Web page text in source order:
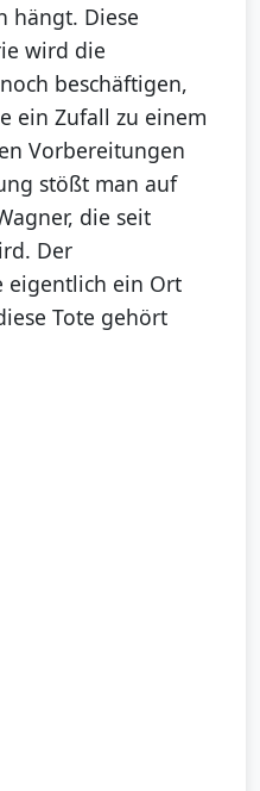
hängt. Diese
wird die
beschäftigen,
ein Zufall zu einem
Vorbereitungen
stößt man auf
die seit
Der
eigentlich ein Ort
Tote gehört